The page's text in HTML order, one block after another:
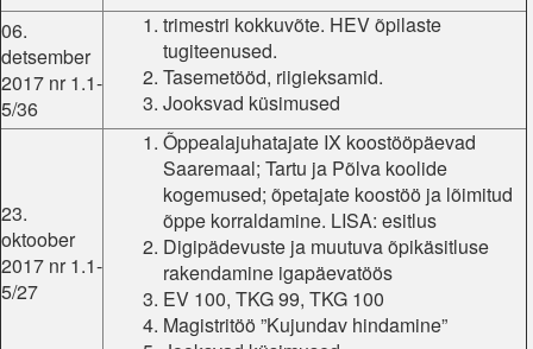
06.
detsember
2017 nr 1.1-
5/36
trimestri kokkuvõte. HEV õpilaste
tugiteenused.
Tasemetööd, riigieksamid.
Jooksvad küsimused
23.
oktoober
2017 nr 1.1-
5/27
Õppealajuhatajate IX koostööpäevad
Saaremaal; Tartu ja Põlva koolide
kogemused; õpetajate koostöö ja lõimitud
õppe korraldamine. LISA: esitlus
Digipädevuste ja muutuva õpikäsitluse
rakendamine igapäevatöös
EV 100, TKG 99, TKG 100
Magistritöö ”Kujundav hindamine”